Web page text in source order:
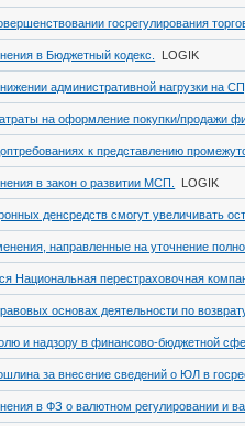
госрегулирования
в Бюджетный кодекс. LOGIK
административной нагрузки на
на оформление покупки/продажи
к представлению
в закон о развитии МСП. LOGIK
денсредств смогут увеличивать
направленные на уточнение
Национальная перестраховочная
основах деятельности по
и надзору в финансово-бюджетной
за внесение сведений о ЮЛ в
в ФЗ о валютном регулировании и